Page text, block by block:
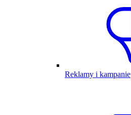
Reklamy i kampanie